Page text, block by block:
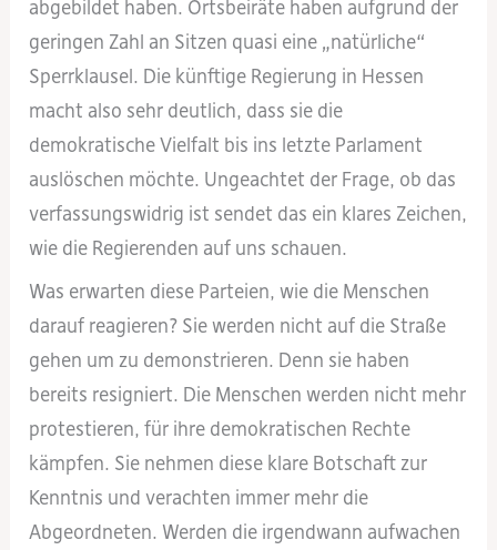
abgebildet haben. Ortsbeiräte haben aufgrund der
geringen Zahl an Sitzen quasi eine „natürliche“
Sperrklausel. Die künftige Regierung in Hessen
macht also sehr deutlich, dass sie die
demokratische Vielfalt bis ins letzte Parlament
auslöschen möchte. Ungeachtet der Frage, ob das
verfassungswidrig ist sendet das ein klares Zeichen,
wie die Regierenden auf uns schauen.
Was erwarten diese Parteien, wie die Menschen
darauf reagieren? Sie werden nicht auf die Straße
gehen um zu demonstrieren. Denn sie haben
bereits resigniert. Die Menschen werden nicht mehr
protestieren, für ihre demokratischen Rechte
kämpfen. Sie nehmen diese klare Botschaft zur
Kenntnis und verachten immer mehr die
Abgeordneten. Werden die irgendwann aufwachen